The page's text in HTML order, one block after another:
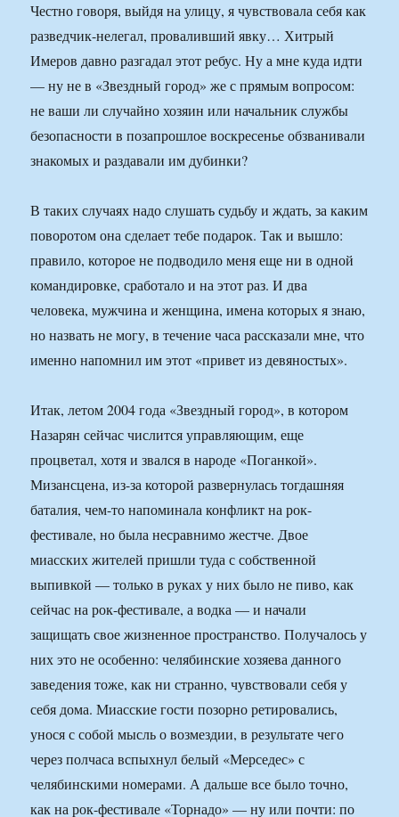
Честно говоря, выйдя на улицу, я чувствовала себя как
разведчик-нелегал, проваливший явку… Хитрый
Имеров давно разгадал этот ребус. Ну а мне куда идти
— ну не в «Звездный город» же с прямым вопросом:
не ваши ли случайно хозяин или начальник службы
безопасности в позапрошлое воскресенье обзванивали
знакомых и раздавали им дубинки?
В таких случаях надо слушать судьбу и ждать, за каким
поворотом она сделает тебе подарок. Так и вышло:
правило, которое не подводило меня еще ни в одной
командировке, сработало и на этот раз. И два
человека, мужчина и женщина, имена которых я знаю,
но назвать не могу, в течение часа рассказали мне, что
именно напомнил им этот «привет из девяностых».
Итак, летом 2004 года «Звездный город», в котором
Назарян сейчас числится управляющим, еще
процветал, хотя и звался в народе «Поганкой».
Мизансцена, из-за которой развернулась тогдашняя
баталия, чем-то напоминала конфликт на рок-
фестивале, но была несравнимо жестче. Двое
миасских жителей пришли туда с собственной
выпивкой — только в руках у них было не пиво, как
сейчас на рок-фестивале, а водка — и начали
защищать свое жизненное пространство. Получалось у
них это не особенно: челябинские хозяева данного
заведения тоже, как ни странно, чувствовали себя у
себя дома. Миасские гости позорно ретировались,
унося с собой мысль о возмездии, в результате чего
через полчаса вспыхнул белый «Мерседес» с
челябинскими номерами. А дальше все было точно,
как на рок-фестивале «Торнадо» — ну или почти: по